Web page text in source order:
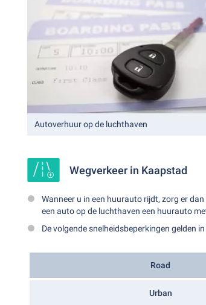
Autoverhuur op de luchthaven
Wegverkeer in Kaapstad
Wanneer u in een huurauto rijdt, zorg er
een auto op de luchthaven een huurauto
De volgende snelheidsbeperkingen gelden
Road
Urban